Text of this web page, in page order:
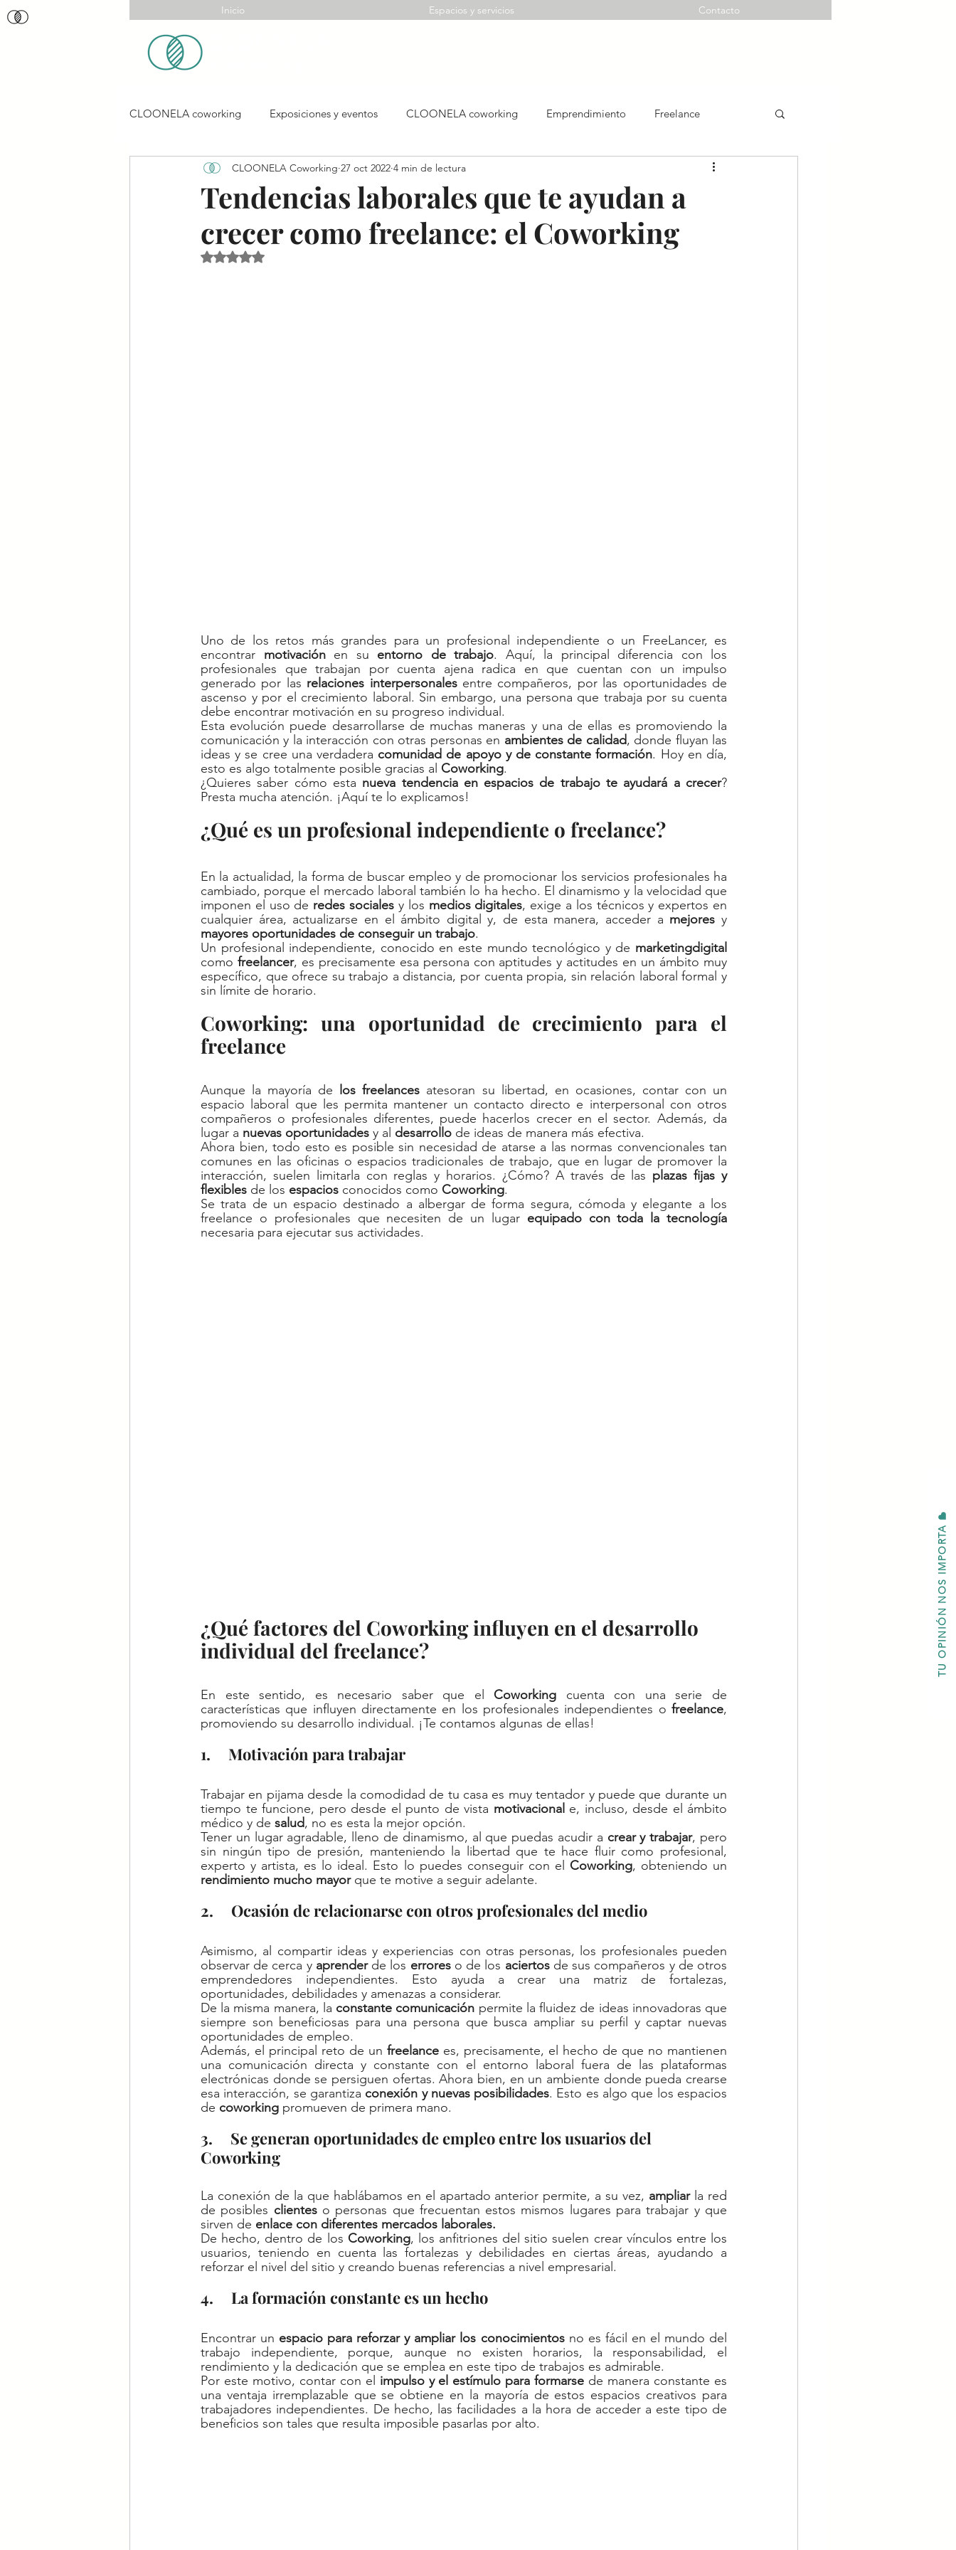
Inicio Espacios y servicios Contacto
TU OPINIÓN NOS IMPORTA
CLOONELA coworking Exposiciones y eventos CLOONELA coworking Emprendimiento Freelance
Creatividad
Tendencias laborales que te ayudan a
crecer como freelance: el Coworking
CLOONELA Coworking 27 oct 2022 4 min de lectura
Obtuvo NaN de 5 estrellas.
Uno de los retos más grandes para un profesional independiente o un FreeLancer, es
encontrar motivación en su entorno de trabajo. Aquí, la principal diferencia con los
profesionales que trabajan por cuenta ajena radica en que cuentan con un impulso
generado por las relaciones interpersonales entre compañeros, por las oportunidades de
ascenso y por el crecimiento laboral. Sin embargo, una persona que trabaja por su cuenta
debe encontrar motivación en su progreso individual.
Esta evolución puede desarrollarse de muchas maneras y una de ellas es promoviendo la
comunicación y la interacción con otras personas en ambientes de calidad, donde fluyan las
ideas y se cree una verdadera comunidad de apoyo y de constante formación. Hoy en día,
esto es algo totalmente posible gracias al Coworking.
¿Quieres saber cómo esta nueva tendencia en espacios de trabajo te ayudará a crecer?
Presta mucha atención. ¡Aquí te lo explicamos!
¿Qué es un profesional independiente o freelance?
En la actualidad, la forma de buscar empleo y de promocionar los servicios profesionales ha
cambiado, porque el mercado laboral también lo ha hecho. El dinamismo y la velocidad que
imponen el uso de redes sociales y los medios digitales, exige a los técnicos y expertos en
cualquier área, actualizarse en el ámbito digital y, de esta manera, acceder a mejores
mayores oportunidades de conseguir un trabajo.
Un profesional independiente, conocido en este mundo tecnológico y de marketingdigital
como freelancer, es precisamente esa persona con aptitudes y actitudes en un ámbito muy
específico, que ofrece su trabajo a distancia, por cuenta propia, sin relación laboral formal y
sin límite de horario.
Coworking: una oportunidad de crecimiento para el
freelance
Aunque la mayoría de los freelances atesoran su libertad, en ocasiones, contar con un
espacio laboral que les permita mantener un contacto directo e interpersonal con otros
compañeros o profesionales diferentes, puede hacerlos crecer en el sector. Además, da
lugar a nuevas oportunidades y al desarrollo de ideas de manera más efectiva.
Ahora bien, todo esto es posible sin necesidad de atarse a las normas convencionales tan
comunes en las oficinas o espacios tradicionales de trabajo, que en lugar de promover la
interacción, suelen limitarla con reglas y horarios. ¿Cómo? A través de las plazas fijas y
flexibles de los espacios conocidos como Coworking.
Se trata de un espacio destinado a albergar de forma segura, cómoda y elegante a los
freelance o profesionales que necesiten de un lugar equipado con toda la tecnología
necesaria para ejecutar sus actividades.
¿Qué factores del Coworking influyen en el desarrollo
individual del freelance?
En este sentido, es necesario saber que el Coworking cuenta con una serie de
características que influyen directamente en los profesionales independientes o freelance,
promoviendo su desarrollo individual. ¡Te contamos algunas de ellas!
1.     Motivación para trabajar
Trabajar en pijama desde la comodidad de tu casa es muy tentador y puede que durante un
tiempo te funcione, pero desde el punto de vista motivacional e, incluso, desde el ámbito
médico y de salud, no es esta la mejor opción.
Tener un lugar agradable, lleno de dinamismo, al que puedas acudir a crear y trabajar, pero
sin ningún tipo de presión, manteniendo la libertad que te hace fluir como profesional,
experto y artista, es lo ideal. Esto lo puedes conseguir con el Coworking
rendimiento mucho mayor que te motive a seguir adelante.
2.     Ocasión de relacionarse con otros profesionales del medio
Asimismo, al compartir ideas y experiencias con otras personas, los profesionales pueden
observar de cerca y aprender de los errores o de los aciertos de sus compañeros y de otros
emprendedores independientes. Esto ayuda a crear una matriz de fortalezas,
oportunidades, debilidades y amenazas a considerar.
De la misma manera, la constante comunicación permite la fluidez de ideas innovadoras que
siempre son beneficiosas para una persona que busca ampliar su perfil y captar nuevas
oportunidades de empleo.
Además, el principal reto de un freelance es, precisamente, el hecho de que no mantienen
una comunicación directa y constante con el entorno laboral fuera de las plataformas
electrónicas donde se persiguen ofertas. Ahora bien, en un ambiente donde pueda crearse
esa interacción, se garantiza conexión y nuevas posibilidades. Esto es algo que los espacios
de coworking promueven de primera mano.
3.     Se generan oportunidades de empleo entre los usuarios del
Coworking
La conexión de la que hablábamos en el apartado anterior permite, a su vez, ampliar la red
de posibles clientes o personas que frecuentan estos mismos lugares para trabajar y que
sirven de enlace con diferentes mercados laborales.
De hecho, dentro de los Coworking, los anfitriones del sitio suelen crear vínculos entre los
usuarios, teniendo en cuenta las fortalezas y debilidades en ciertas áreas, ayudando a
reforzar el nivel del sitio y creando buenas referencias a nivel empresarial.
4.     La formación constante es un hecho
Encontrar un espacio para reforzar y ampliar los conocimientos no es fácil en el mundo del
trabajo independiente, porque, aunque no existen horarios, la responsabilidad, el
rendimiento y la dedicación que se emplea en este tipo de trabajos es admirable.
Por este motivo, contar con el impulso y el estímulo para formarse de manera constante es
una ventaja irremplazable que se obtiene en la mayoría de estos espacios creativos para
trabajadores independientes. De hecho, las facilidades a la hora de acceder a este tipo de
beneficios son tales que resulta imposible pasarlas por alto.